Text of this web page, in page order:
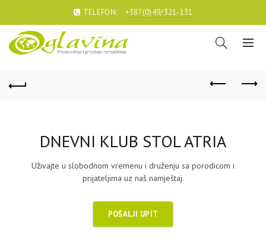
TELEFON: +387(0)49/321-131
DNEVNI KLUB STOL ATRIA
Uživajte u slobodnom vremenu i druženju sa porodicom i
prijateljima uz naš namještaj.